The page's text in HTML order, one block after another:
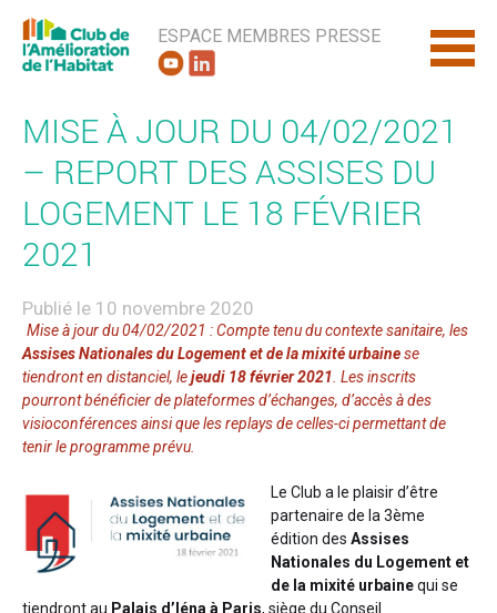
ESPACE MEMBRES PRESSE
MISE À JOUR DU 04/02/2021
– REPORT DES ASSISES DU
LOGEMENT LE 18 FÉVRIER
2021
Publié le 10 novembre 2020
Mise à jour du 04/02/2021 : Compte tenu du contexte sanitaire, les
Assises Nationales du Logement et de la mixité urbainese
tiendront en distanciel, lejeudi 18 février 2021 . Les inscrits
pourront bénéficier de plateformes d’échanges, d’accès à des
visioconférences ainsi que les replays de celles-ci permettant de
tenir le programme prévu.
Le Club a le plaisir d’être
partenaire de la 3ème
édition des Assises
Nationales du Logement et
de la mixité urbainequi se
tiendront au Palais d’Iéna à Paris, siège du Conseil